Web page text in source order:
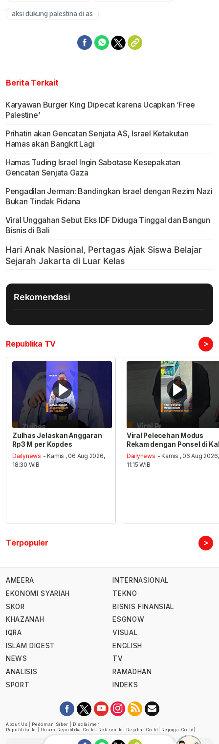
aksi dukung palestina di as
Berita Terkait
Karyawan Burger King Dipecat karena Ucapkan ‘Free
Palestine’
Prihatin akan Gencatan Senjata AS, Israel Ketakutan
Hamas akan Bangkit Lagi
Hamas Tuding Israel Ingin Sabotase Kesepakatan
Gencatan Senjata Gaza
Pengadilan Jerman: Bandingkan Israel dengan Rezim Nazi
Bukan Tindak Pidana
Viral Unggahan Sebut Eks IDF Diduga Tinggal dan Bangun
Bisnis di Bali
Rekomendasi
Republika TV >
Zulhas Jelaskan Anggaran
Rp3 M per Kopdes
Dailynews - Kamis , 06 Aug 2026,
18:30 WIB
Viral Pelecehan Modus
Rekam dengan Ponsel di
Dailynews - Kamis , 06 Aug 2026,
11:15 WIB
Terpopuler >
AMEERA
EKONOMI SYARIAH
SKOR
KHAZANAH
IQRA
ISLAM DIGEST
NEWS
ANALISIS
SPORT
INTERNASIONAL
TEKNO
BISNIS FINANSIAL
ESGNOW
VISUAL
ENGLISH
TV
RAMADHAN
INDEKS
About Us Pedoman Siber
Disclaimer
Republika.id
Ihram.republika.co.id Retizen.id Rejabar.co.id Rejogja.co.id